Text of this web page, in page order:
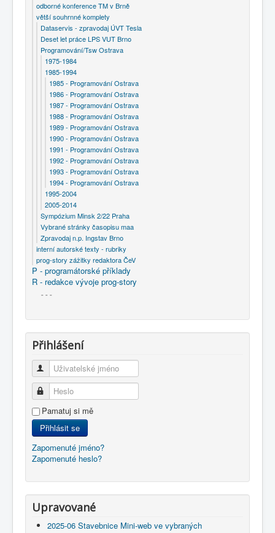
odborné konference TM v Brně
větší souhrnné komplety
Dataservis - zpravodaj ÚVT Tesla
Deset let práce LPS VUT Brno
Programování/Tsw Ostrava
1975-1984
1985-1994
1985 - Programování Ostrava
1986 - Programování Ostrava
1987 - Programování Ostrava
1988 - Programování Ostrava
1989 - Programování Ostrava
1990 - Programování Ostrava
1991 - Programování Ostrava
1992 - Programování Ostrava
1993 - Programování Ostrava
1994 - Programování Ostrava
1995-2004
2005-2014
Sympózium Minsk 2/22 Praha
Vybrané stránky časopisu maa
Zpravodaj n.p. Ingstav Brno
interní autorské texty - rubriky
prog-story zážitky redaktora ČeV
P - programátorské příklady
R - redakce vývoje prog-story
- - -
Přihlášení
Uživatelské jméno
Heslo
Pamatuj si mě
Přihlásit se
Zapomenuté jméno?
Zapomenuté heslo?
Upravované
2025-06 Stavebnice Mini-web ve vybraných